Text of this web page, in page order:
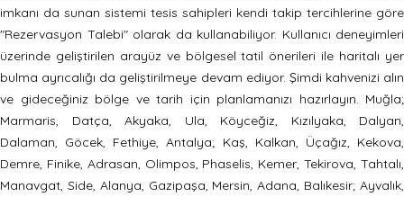
imkanı da sunan sistemi tesis sahipleri kendi takip tercihlerine göre
"Rezervasyon Talebi" olarak da kullanabiliyor. Kullanıcı deneyimleri
üzerinde geliştirilen arayüz ve bölgesel tatil önerileri ile haritalı yer
bulma ayrıcalığı da geliştirilmeye devam ediyor. Şimdi kahvenizi alın
ve gideceğiniz bölge ve tarih için planlamanızı hazırlayın. Muğla;
Marmaris, Datça, Akyaka, Ula, Köyceğiz, Kızılyaka, Dalyan,
Dalaman, Göcek, Fethiye, Antalya; Kaş, Kalkan, Üçağız, Kekova,
Demre, Finike, Adrasan, Olimpos, Phaselis, Kemer, Tekirova, Tahtalı,
Manavgat, Side, Alanya, Gazipaşa, Mersin, Adana, Balıkesir; Ayvalık,